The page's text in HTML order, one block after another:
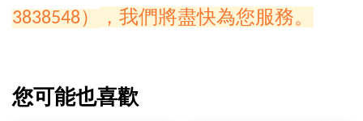
3838548）
，我們將盡快為您服務。
您可能也喜歡